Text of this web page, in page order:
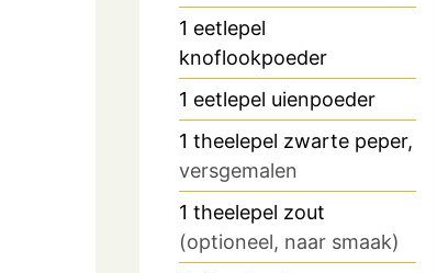
1 eetlepel
knoflookpoeder
1 eetlepel uienpoeder
1 theelepel zwarte peper,
versgemalen
1 theelepel zout
(optioneel, naar smaak)